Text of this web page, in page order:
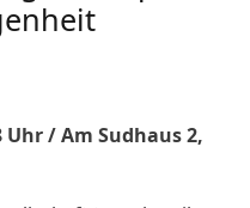
/ Am Sudhaus 2,